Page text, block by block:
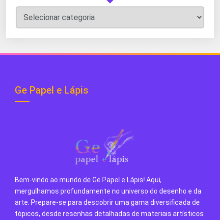
Categorias
do
Blog
Ge Papel e Lápis
Bem-vindo ao mundo de Ge Papel e Lápis! Aqui,
mergulhamos profundamente no universo do desenho e da
arte. Prepare-se para descobrir uma gama diversificada de
tópicos, desde resenhas detalhadas de materiais artísticos